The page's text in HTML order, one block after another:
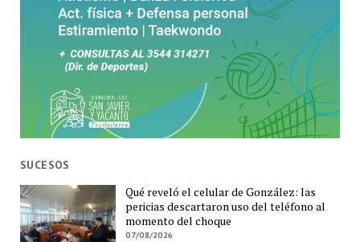
SUCESOS
Qué reveló el celular de González: las
pericias descartaron uso del teléfono al
momento del choque
07/08/2026